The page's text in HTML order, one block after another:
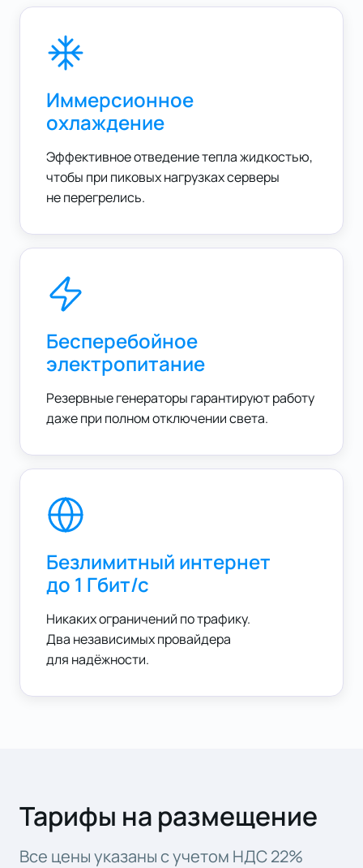
Иммерсионное
охлаждение
Эффективное отведение тепла жидкостью,
чтобы при пиковых нагрузках серверы
не перегрелись.
Бесперебойное
электропитание
Резервные генераторы гарантируют работу
даже при полном отключении света.
Безлимитный интернет
до 1 Гбит/с
Никаких ограничений по трафику.
Два независимых провайдера
для надёжности.
Тарифы на размещение
Все цены указаны с учетом НДС 22%